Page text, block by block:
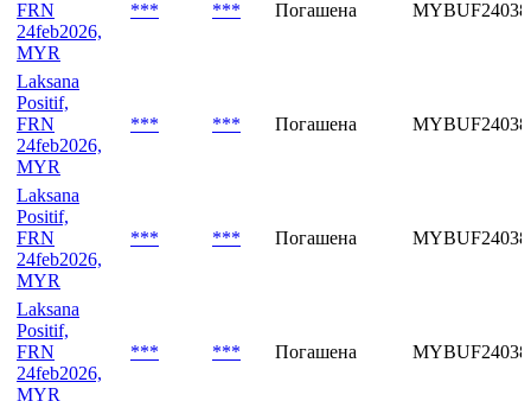
FRN
24feb2026,
MYR
*** *** Погашена
Laksana
Positif,
FRN
24feb2026,
MYR
*** *** Погашена
Laksana
Positif,
FRN
24feb2026,
MYR
*** *** Погашена
Laksana
Positif,
FRN
24feb2026,
MYR
*** *** Погашена